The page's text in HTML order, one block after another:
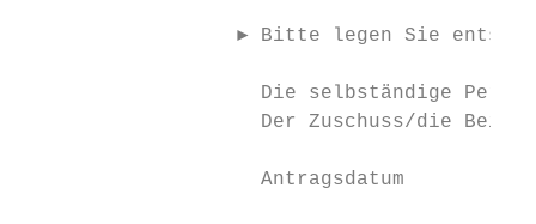
► Bitte legen Sie
Die selbständige
Der Zuschuss/die
Antragsdatum